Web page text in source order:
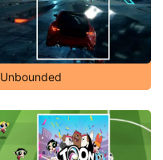
Unbounded